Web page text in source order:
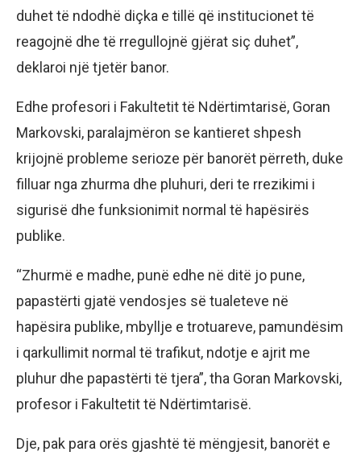
duhet të ndodhë diçka e tillë që institucionet të
reagojnë dhe të rregullojnë gjërat siç duhet”,
deklaroi një tjetër banor.
Edhe profesori i Fakultetit të Ndërtimtarisë, Goran
Markovski, paralajmëron se kantieret shpesh
krijojnë probleme serioze për banorët përreth, duke
filluar nga zhurma dhe pluhuri, deri te rrezikimi i
sigurisë dhe funksionimit normal të hapësirës
publike.
“Zhurmë e madhe, punë edhe në ditë jo pune,
papastërti gjatë vendosjes së tualeteve në
hapësira publike, mbyllje e trotuareve, pamundësim
i qarkullimit normal të trafikut, ndotje e ajrit me
pluhur dhe papastërti të tjera”, tha Goran Markovski,
profesor i Fakultetit të Ndërtimtarisë.
Dje, pak para orës gjashtë të mëngjesit, banorët e